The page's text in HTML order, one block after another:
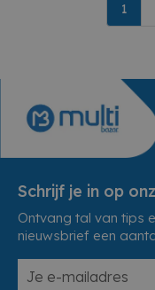
1
Schrijf je in op
Ontvang tal van tips
nieuwsbrief een